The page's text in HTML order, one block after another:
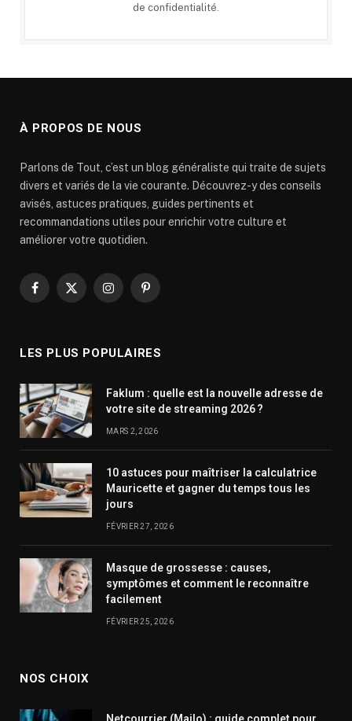
de confidentialité
À PROPOS DE NOUS
Parlons de Tout, c’est un blog généraliste qui traite de sujets
divers et variés de la vie courante. Découvrez-y des conseils
avisés, astuces pratiques, guides pertinents et
recommandations utiles pour enrichir votre culture et
améliorer votre quotidien.
Facebook
X
InstagramPinterest
LES PLUS POPULAIRES
Faklum : quelle est la nouvelle adresse de
votre site de streaming 2026 ?
MARS 2, 2026
10 astuces pour maîtriser la calculatrice
Mauricette et gagner du temps tous les
jours
FÉVRIER 27, 2026
Masque de grossesse : causes,
symptômes et comment le reconnaître
facilement
FÉVRIER 25, 2026
NOS CHOIX